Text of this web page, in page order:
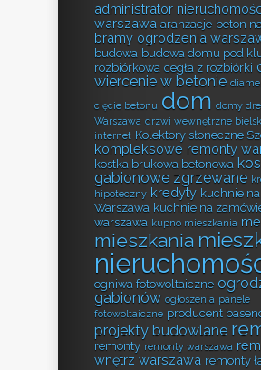
administrator
warszawa aranżacje beton
bramy ogrodzenia
budowa budowa domu pod
rozbiórkowa cegła z rozbiórki
wiercenie w betonie
cięcie betonu dom domy
Warszawa drzwi wewnętrzne
internet Kolektory słoneczne
kompleksowe remonty
kostka brukowa betonowa
gabionowe zgrzewane
hipoteczny kredyty kuchnie
Warszawa kuchnie na
warszawa kupno mieszkania
mieszkania
ogniwa fotowoltaiczne
gabionów ogłoszenia panele
fotowoltaiczne producent
projekty budowlane
remonty remonty warszawa
wnętrz warszawa remonty